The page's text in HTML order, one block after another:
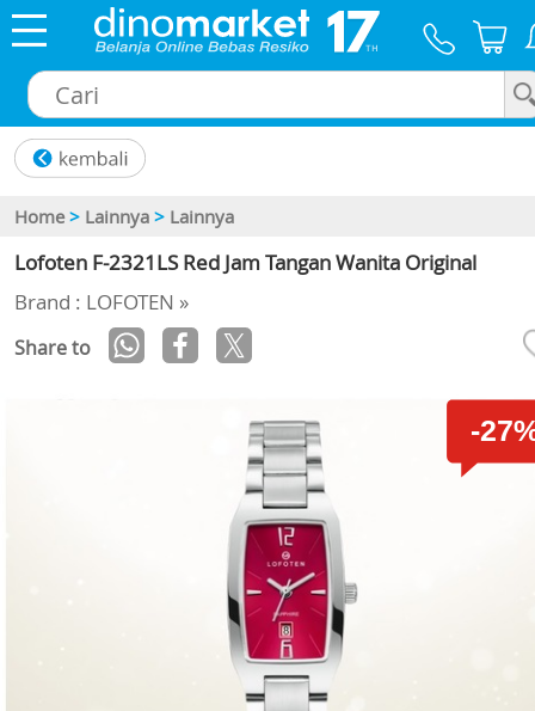
Home > Lainnya > Lainnya
Lofoten F-2321LS Red Jam Tangan Wanita Original
Brand : LOFOTEN »
Share to
-